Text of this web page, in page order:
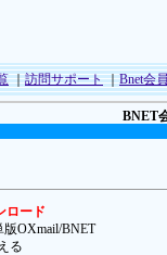
｜訪問サポート｜Bnet会
BNET
ロード
OXmail/BNET
る